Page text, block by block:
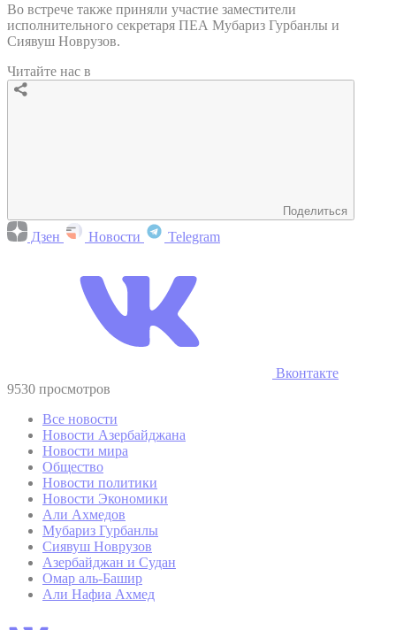
Во встрече также приняли участие заместители
исполнительного секретаря ПЕА Мубариз Гурбанлы и
Сиявуш Новрузов.
Читайте нас в
Поделиться
Дзен Новости Telegram
Вконтакте
9530 просмотров
Все новости
Новости Азербайджана
Новости мира
Общество
Новости политики
Новости Экономики
Али Ахмедов
Мубариз Гурбанлы
Сиявуш Новрузов
Азербайджан и Судан
Омар аль-Башир
Али Нафиа Ахмед